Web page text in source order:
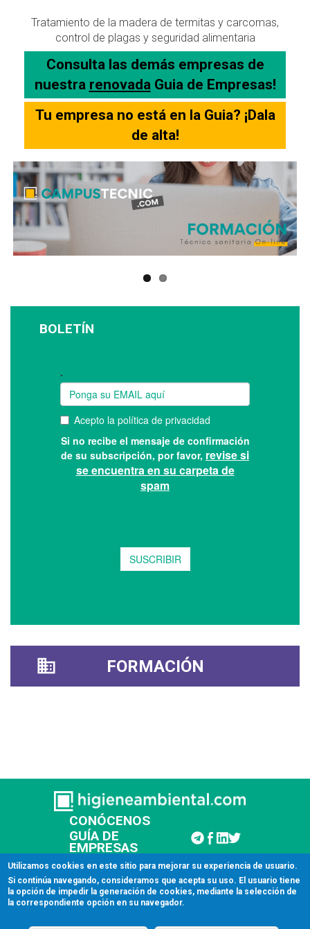
Tratamiento de la madera de termitas y carcomas,
control de plagas y seguridad alimentaria
Consulta las demás empresas de
nuestra renovada Guia de Empresas!
Tu empresa no está en la Guia? ¡Dala
de alta!
BOLETÍN
FORMACIÓN
CONÓCENOS
GUÍA DE
EMPRESAS
CONTACTAR
© 2026 Higiene Ambiental
Aviso legal
Utilizamos cookies en este sitio para mejorar su experiencia de usuario.
Si continúa navegando, consideramos que acepta su uso. El usuario tiene
la opción de impedir la generación de cookies, mediante la selección de
la correspondiente opción en su navegador.